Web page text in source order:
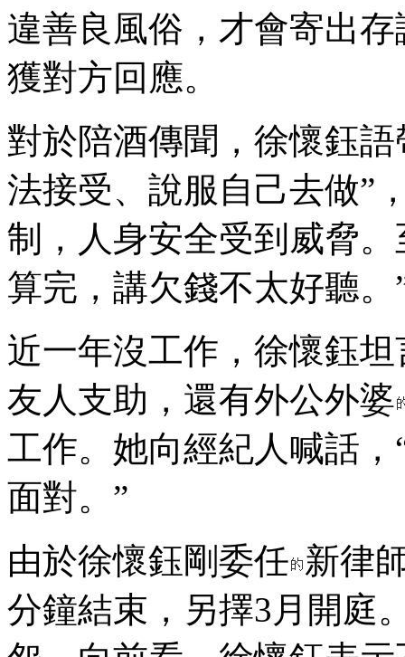
違善良風俗，才會寄出
獲對方回應。
對於陪酒傳聞，徐懷鈺
法接受、說服自己去做”
制，人身安全受到威脅
算完，講欠錢不太好聽。
近一年沒工作，徐懷鈺
友人支助，還有外公外婆
工作。她向經紀人喊話
面對。”
由於徐懷鈺剛委任 新律
分鐘結束，另擇3月開庭